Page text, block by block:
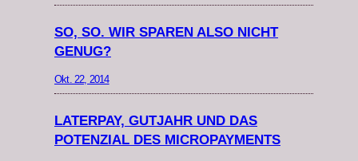
SO, SO. WIR SPAREN ALSO NICHT
GENUG?
Okt. 22, 2014
LATERPAY, GUTJAHR UND DAS
POTENZIAL DES MICROPAYMENTS